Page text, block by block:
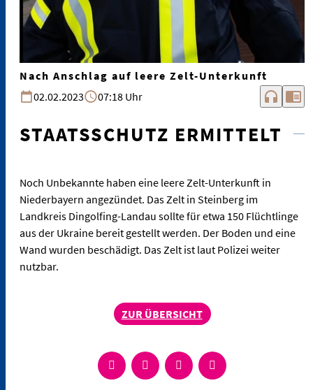
Nach Anschlag auf leere Zelt-Unterkunft
02.02.2023
07:18 Uhr headphones chrome_reader_mode
STAATSSCHUTZ ERMITTELT
Noch Unbekannte haben eine leere Zelt-Unterkunft in
Niederbayern angezündet. Das Zelt in Steinberg im
Landkreis Dingolfing-Landau sollte für etwa 150 Flüchtlinge
aus der Ukraine bereit gestellt werden. Der Boden und eine
Wand wurden beschädigt. Das Zelt ist laut Polizei weiter
nutzbar.
ZUR ÜBERSICHT